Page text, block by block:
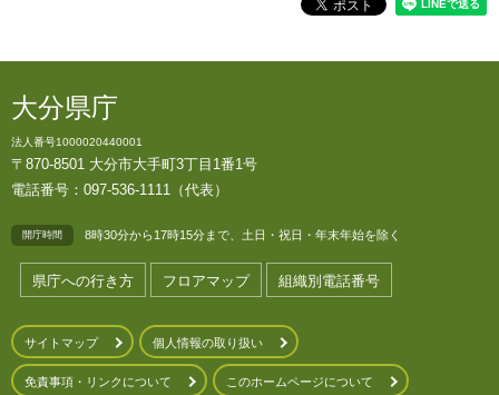
大分県庁
法人番号1000020440001
〒870-8501 大分市大手町3丁目1番1号
電話番号：097-536-1111（代表）
開庁時間 8時30分から17時15分まで、土日・祝日・年末年始を除く
県庁への行き方 フロアマップ 組織別電話番号
サイトマップ 個人情報の取り扱い
免責事項・リンクについて このホームページについて